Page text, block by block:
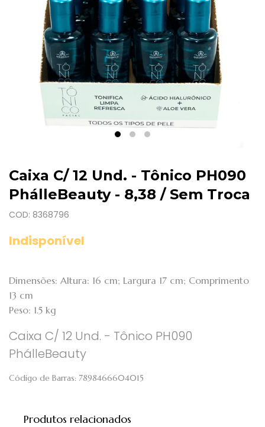
Caixa C/ 12 Und. - Tônico PH090
PhálleBeauty - 8,38 / Sem Troca
COD: 8368796
Indisponível
Dimensões: Altura: 16 cm; Largura 17 cm; Comprimento
13 cm
Peso: 1.5 kg
Caixa C/ 12 Und. - Tônico PH090
PhálleBeauty
Código de Barras: 7898466604015
Produtos relacionados